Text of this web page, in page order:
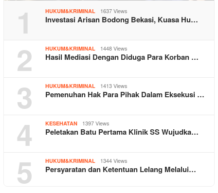
1 HUKUM&KRIMINAL 1637 Views
Investasi Arisan Bodong Bekasi, Kuasa Hu…
2 HUKUM&KRIMINAL 1448 Views
Hasil Mediasi Dengan Diduga Para Korban …
3 HUKUM&KRIMINAL 1413 Views
Pemenuhan Hak Para Pihak Dalam Eksekusi …
4 KESEHATAN 1397 Views
Peletakan Batu Pertama Klinik SS Wujudka…
5 HUKUM&KRIMINAL 1344 Views
Persyaratan dan Ketentuan Lelang Melalui…